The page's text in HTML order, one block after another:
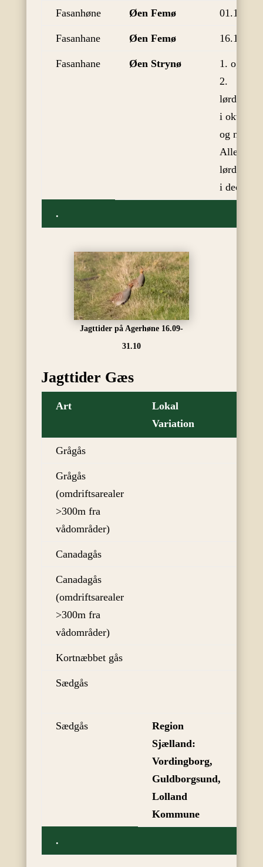
Fasanhøne Øen Femø 01.11
Fasanhane Øen Femø 16.10
Fasanhane Øen Strynø
1. og
2.
lørdag
i okt.
og nov.
Alle
lørdage
i dec.
.
Jagttider på Agerhøne 16.09-
31.10
Jagttider Gæs
Art
Lokal
Variation
Grågås
Grågås
(omdriftsarealer
>300m fra
vådområder)
Canadagås
Canadagås
(omdriftsarealer
>300m fra
vådområder)
Kortnæbbet gås
Sædgås
Sædgås
Region
Sjælland:
Vordingborg,
Guldborgsund,
Lolland
Kommune
.